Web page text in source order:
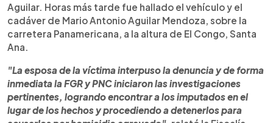
Aguilar. Horas más tarde fue hallado el vehículo y el
cadáver de Mario Antonio Aguilar Mendoza, sobre la
carretera Panamericana, a la altura de El Congo, Santa
Ana.
"La esposa de la víctima interpuso la denuncia y de forma
inmediata la FGR y PNC iniciaron las investigaciones
pertinentes, logrando encontrar a los imputados en el
lugar de los hechos y procediendo a detenerlos para